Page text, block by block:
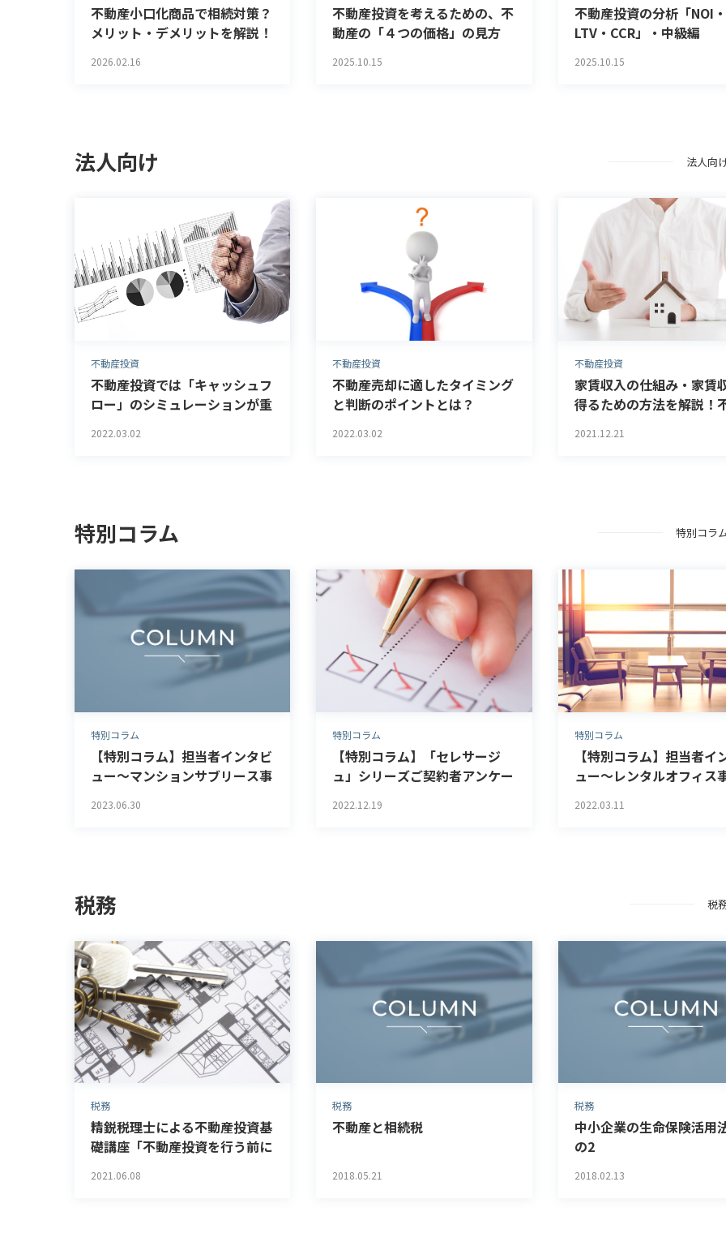
不動産小口化商品で相続対策？
メリット・デメリットを解説！
2026.02.16
不動産投資を考えるための、不
動産の「４つの価格」の見方
2025.10.15
不動産投資の分析「NOI・
LTV・CCR」・中級編
2025.10.15
法人向け 法人向
不動産投資
不動産投資では「キャッシュフ
ロー」のシミュレーションが重
は？
2022.03.02
不動産投資
不動産売却に適したタイミング
と判断のポイントとは？
2022.03.02
不動産投資
家賃収入の仕組み・家賃
得るための方法を解説！
2021.12.21
特別コラム 特別コラ
特別コラム
【特別コラム】担当者インタビ
ュー～マンションサブリース事
2023.06.30
特別コラム
【特別コラム】「セレサージ
ュ」シリーズご契約者アンケー
2022.12.19
特別コラム
【特別コラム】担当者イ
ュー～レンタルオフィス
ト）」～
2022.03.11
税務 税
税務
精鋭税理士による不動産投資基
礎講座「不動産投資を行う前に
2021.06.08
税務
不動産と相続税
2018.05.21
税務
中小企業の生命保険活
の2
2018.02.13